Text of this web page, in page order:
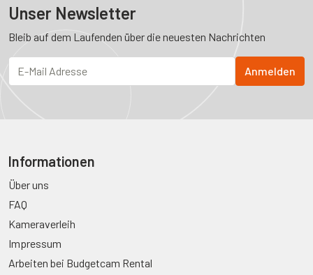
Unser Newsletter
Bleib auf dem Laufenden über die neuesten Nachrichten
Informationen
Über uns
FAQ
Kameraverleih
Impressum
Arbeiten bei Budgetcam Rental